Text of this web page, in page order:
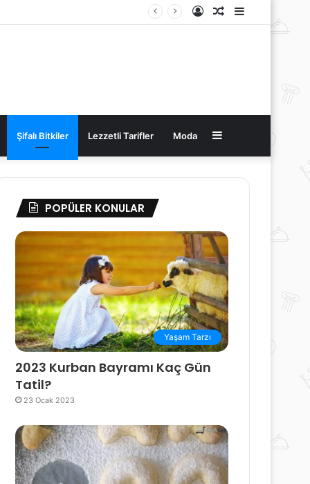
Kenar
Bölmesi
Rastgele
Kayıt
Şifalı Bitkiler Lezzetli Tarifler Moda Kenar
Bölmesi
POPÜLER KONULAR
Yaşam Tarzı
2023 Kurban Bayramı Kaç Gün
Tatil?
23 Ocak 2023